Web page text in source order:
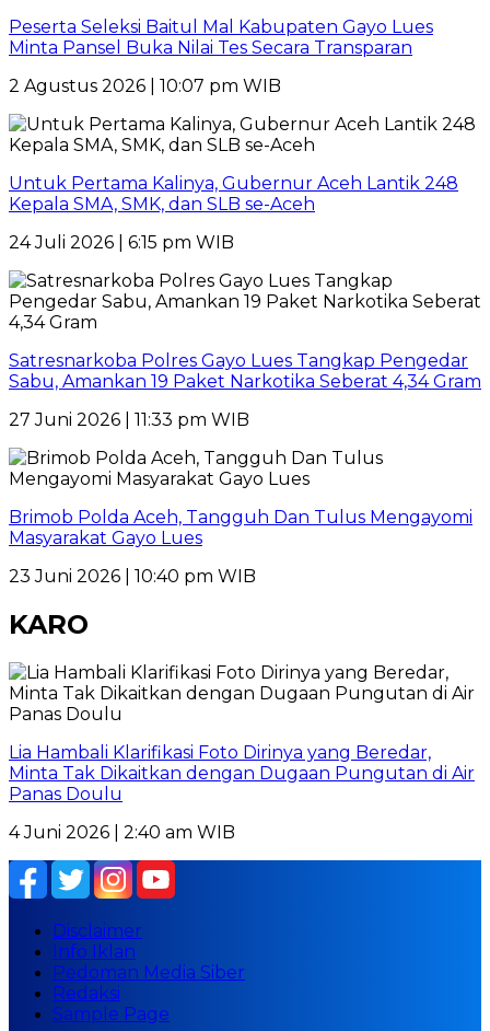
Peserta Seleksi Baitul Mal Kabupaten Gayo Lues
Minta Pansel Buka Nilai Tes Secara Transparan
2 Agustus 2026 | 10:07 pm WIB
Untuk Pertama Kalinya, Gubernur Aceh Lantik 248
Kepala SMA, SMK, dan SLB se-Aceh
24 Juli 2026 | 6:15 pm WIB
Satresnarkoba Polres Gayo Lues Tangkap Pengedar
Sabu, Amankan 19 Paket Narkotika Seberat 4,34 Gram
27 Juni 2026 | 11:33 pm WIB
Brimob Polda Aceh, Tangguh Dan Tulus Mengayomi
Masyarakat Gayo Lues
23 Juni 2026 | 10:40 pm WIB
KARO
Lia Hambali Klarifikasi Foto Dirinya yang Beredar,
Minta Tak Dikaitkan dengan Dugaan Pungutan di Air
Panas Doulu
4 Juni 2026 | 2:40 am WIB
Disclaimer
Info Iklan
Pedoman Media Siber
Redaksi
Sample Page